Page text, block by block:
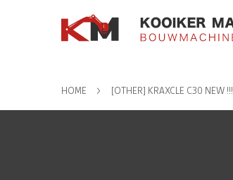
HOME [OTHER] KRAXCLE C30 NEW !!!